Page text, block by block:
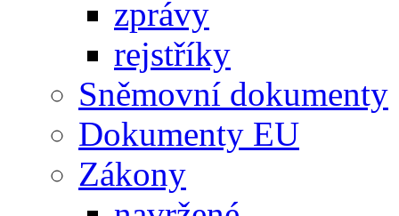
zprávy
rejstříky
Sněmovní dokumenty
Dokumenty EU
Zákony